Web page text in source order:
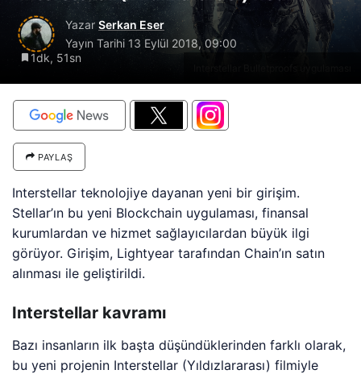
Yazar Serkan Eser
Yayın Tarihi 13 Eylül 2018, 09:00
1dk, 51sn
PAYLAŞ
Interstellar teknolojiye dayanan yeni bir girişim.
Stellar’ın bu yeni Blockchain uygulaması, finansal
kurumlardan ve hizmet sağlayıcılardan büyük ilgi
görüyor. Girişim, Lightyear tarafından Chain’ın satın
alınması ile geliştirildi.
Interstellar kavramı
Bazı insanların ilk başta düşündüklerinden farklı olarak,
bu yeni projenin Interstellar (Yıldızlararası) filmiyle